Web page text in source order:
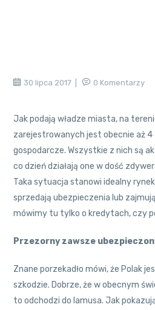
30 lipca 2017 0 Komentarzy
Jak podają władze miasta, na
zarejestrowanych jest obecnie aż
gospodarcze. Wszystkie z nich są
co dzień działają one w dość
Taka sytuacja stanowi idealny
sprzedają ubezpieczenia lub
mówimy tu tylko o kredytach, czy
Przezorny zawsze
Znane porzekadło mówi, że Polak
szkodzie. Dobrze, że w obecnym
to odchodzi do lamusa. Jak